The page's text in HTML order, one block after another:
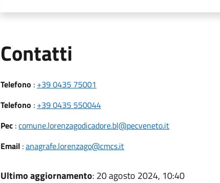
Contatti
Telefono : +39 0435 75001
Telefono : +39 0435 550044
Pec:comune.lorenzagodicadore.bl@pecveneto.it
Email:anagrafe.lorenzago@cmcs.it
Ultimo aggiornamento: 20 agosto 2024, 10:40